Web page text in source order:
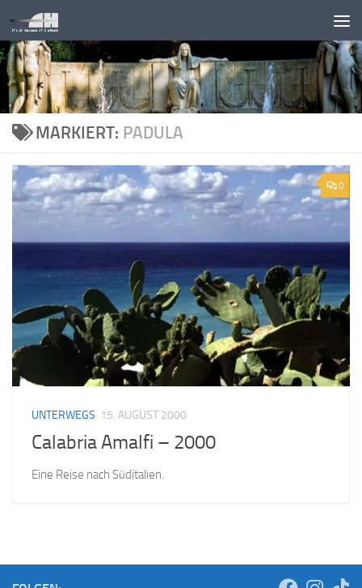
Unter dem Inhalt
MARKIERT: PADULA
0
UNTERWEGS 15. AUGUST 2000
Calabria Amalfi – 2000
Eine Reise nach Süditalien.